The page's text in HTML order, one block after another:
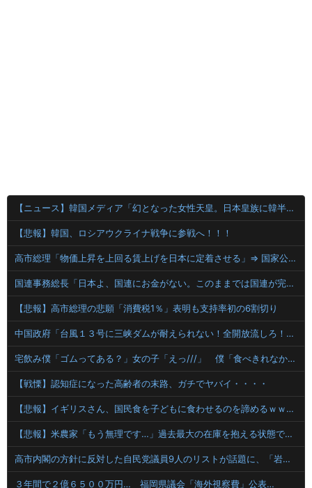
【ニュース】韓国メディア「幻となった女性天皇。日本皇族に韓半島の男の血が入る可能性がゼロに・・・」
【悲報】韓国、ロシアウクライナ戦争に参戦へ！！！
高市総理「物価上昇を上回る賃上げを日本に定着させる」⇒ 国家公務員月給3.51％増へ
国連事務総長「日本よ、国連にお金がない。このままでは国連が完全崩壊する。助けろ」
【悲報】高市総理の悲願「消費税1％」表明も支持率初の6割切り
中国政府「台風１３号に三峡ダムが耐えられない！全開放流しろ！」⇒ 下流域の街が壊滅状態ｗｗｗｗｗ
宅飲み僕「ゴムってある？」女の子「えっ///」 僕「食べきれなかったお菓子輪ゴムで縛りたくて」女の子「⋯あ、そ、そっか///」
【戦慄】認知症になった高齢者の末路、ガチでヤバイ・・・・
【悲報】イギリスさん、国民食を子どもに食わせるのを諦めるｗｗｗｗｗｗｗ
【悲報】米農家「もう無理です…」過去最大の在庫を抱える状態で新米収穫
高市内閣の方針に反対した自民党議員9人のリストが話題に、「岩屋はどこへ行った？」との指摘もあるが……
３年間で２億６５００万円… 福岡県議会「海外視察費」公表…